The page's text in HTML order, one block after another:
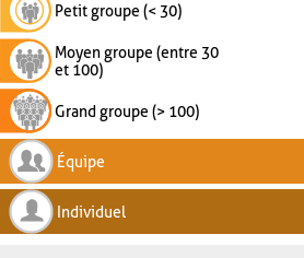
Petit groupe (< 30)
Moyen groupe (entre 30
et 100)
Grand groupe (> 100)
Équipe
Individuel